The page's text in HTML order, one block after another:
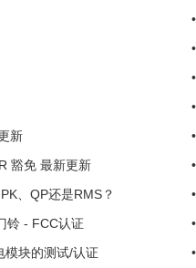
新
豁免 最新更新
、QP还是RMS？
铃 - FCC认证
模块的测试/认证